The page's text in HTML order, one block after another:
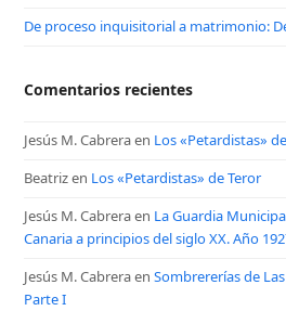
De proceso inquisitorial a matrimonio:
Comentarios recientes
Jesús M. Cabreraen Los «Petardistas»
Beatrizen Los «Petardistas» de Teror
Jesús M. Cabreraen La Guardia
Canaria a principios del siglo XX. Año
Jesús M. CabreraenSombrererías de
Parte I